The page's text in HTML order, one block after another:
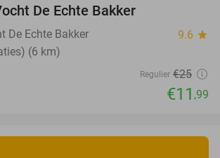
De Echte Bakker
De Echte Bakker 9.6 star
(6 km)
Regulier €25
€11 ,99